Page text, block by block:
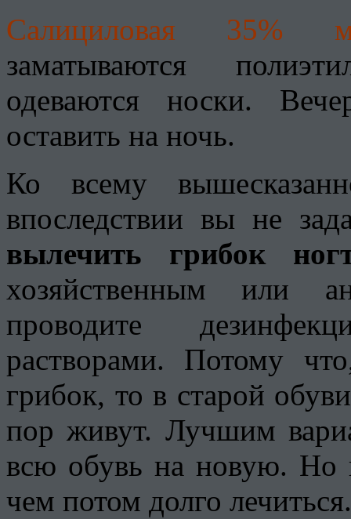
Салициловая 35%
заматываются
одеваются носки.
оставить на ночь.
Ко всему
впоследствии вы не
вылечить грибок
хозяйственным или
проводите
растворами. Потому
грибок, то в старой
пор живут. Лучшим
всю обувь на новую. Но
чем потом долго лечиться.